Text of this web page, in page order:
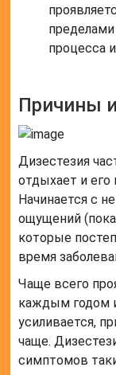
процесса
Причины
Дизестезия
отдыхает и
Начинается с
ощущений
которые
время
Чаще всего
каждым годом
усиливается,
чаще.
симптомов